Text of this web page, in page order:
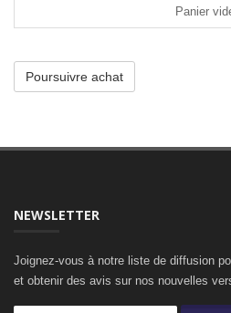
Panier
Poursuivre achat
NEWSLETTER
Joignez-vous à notre liste de diffusion
et obtenir des avis sur nos nouvelles